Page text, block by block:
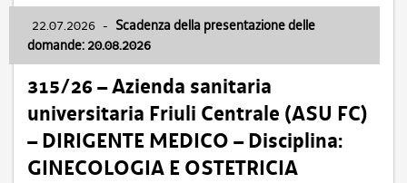
22.07.2026 - Scadenza della presentazione delle
domande: 20.08.2026
315/26 – Azienda sanitaria
universitaria Friuli Centrale (ASU FC)
– DIRIGENTE MEDICO – Disciplina:
GINECOLOGIA E OSTETRICIA